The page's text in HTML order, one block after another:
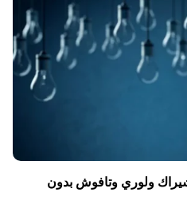
ولوري وتافوش بدون